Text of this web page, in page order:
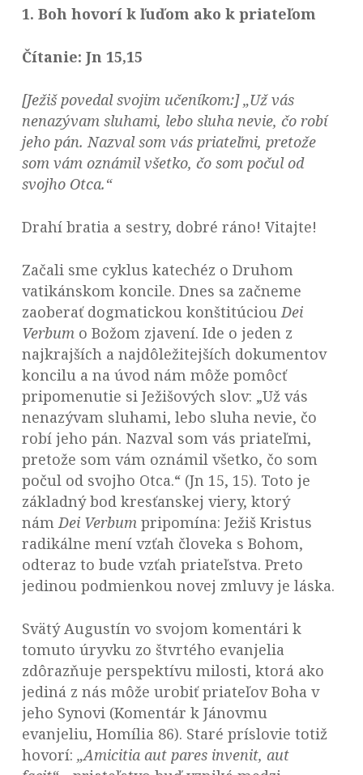
1. Boh hovorí k ľuďom ako k priateľom
Čítanie: Jn 15,15
[Ježiš povedal svojim učeníkom:] „Už vás
nenazývam sluhami, lebo sluha nevie, čo robí
jeho pán. Nazval som vás priateľmi, pretože
som vám oznámil všetko, čo som počul od
svojho Otca.“
Drahí bratia a sestry, dobré ráno! Vitajte!
Začali sme cyklus katechéz o Druhom
vatikánskom koncile. Dnes sa začneme
zaoberať dogmatickou konštitúciouDei
Verbumo Božom zjavení. Ide o jeden z
najkrajších a najdôležitejších dokumentov
koncilu a na úvod nám môže pomôcť
pripomenutie si Ježišových slov: „Už vás
nenazývam sluhami, lebo sluha nevie, čo
robí jeho pán. Nazval som vás priateľmi,
pretože som vám oznámil všetko, čo som
počul od svojho Otca.“ (Jn 15, 15). Toto je
základný bod kresťanskej viery, ktorý
námDei Verbumpripomína: Ježiš Kristus
radikálne mení vzťah človeka s Bohom,
odteraz to bude vzťah priateľstva. Preto
jedinou podmienkou novej zmluvy je láska.
Svätý Augustín vo svojom komentári k
tomuto úryvku zo štvrtého evanjelia
zdôrazňuje perspektívu milosti, ktorá ako
jediná z nás môže urobiť priateľov Boha v
jeho Synovi (Komentár k Jánovmu
evanjeliu, Homília 86). Staré príslovie totiž
hovorí: „Amicitia aut pares invenit, aut